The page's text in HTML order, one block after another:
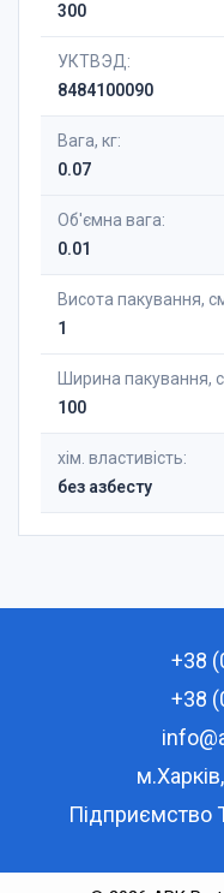
300
УКТВЭД:
8484100090
Вага, кг:
0.07
Об'ємна вага:
0.01
Висота пакування,
1
Ширина пакування,
100
хім. властивість:
без азбесту
+38
+38
Підприємство